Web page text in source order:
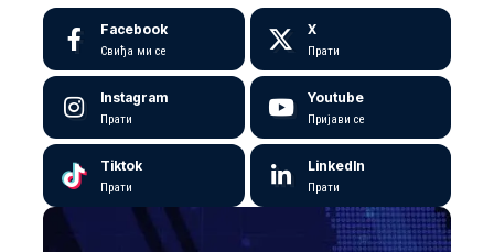
Facebook
Свиђа ми се
X
Прати
Instagram
Прати
Youtube
Пријави се
Tiktok
Прати
LinkedIn
Прати